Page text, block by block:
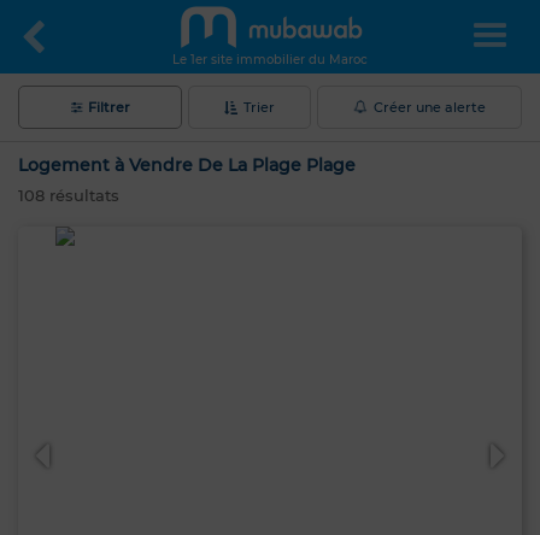
Le 1er site immobilier du Maroc
Filtrer Trier Créer une alerte
Logement à Vendre De La Plage Plage
108 résultats